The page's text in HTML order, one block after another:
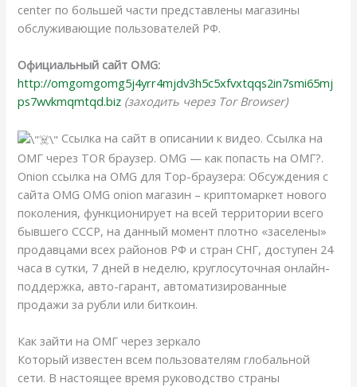
center по большей части представлены магазины
обслуживающие пользователей РФ.
Официальный сайт OMG:
http://omgomgomg5j4yrr4mjdv3h5c5xfvxtqqs2in7smi65mj
ps7wvkmqmtqd.biz (заходить через Tor Browser)
Ссылка на сайт в описании к видео. Ссылка на
ОМГ через TOR браузер. OMG — как попасть на ОМГ?.
Onion ссылка на OMG для Тор-браузера: Обсуждения с
сайта OMG OMG onion магазин – криптомаркет нового
поколения, функционирует на всей территории всего
бывшего СССР, на данный момент плотно «заселены»
продавцами всех районов РФ и стран СНГ, доступен 24
часа в сутки, 7 дней в неделю, круглосуточная онлайн-
поддержка, авто-гарант, автоматизированные
продажи за рубли или биткоин.
Как зайти на ОМГ через зеркало
Который известен всем пользователям глобальной
сети. В настоящее время руководство страны